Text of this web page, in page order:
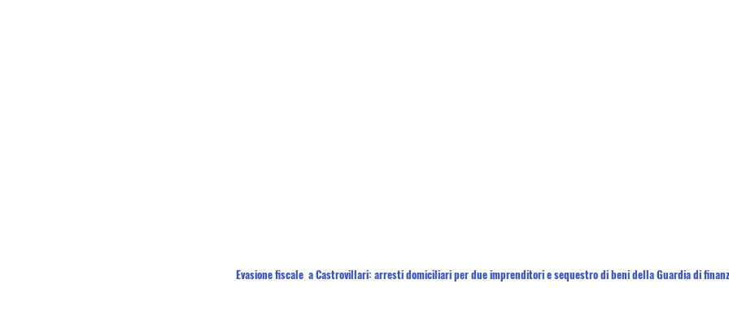
Evasione fiscale  a Castrovillari: arresti domiciliari per due imprenditori e sequestro di beni della Guardia di